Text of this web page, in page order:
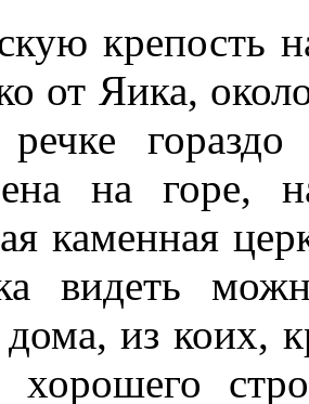
крепость
от Яика,
на горе,
каменная
видеть
из коих,
хорошего